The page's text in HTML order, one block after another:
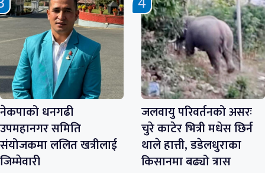
नेकपाको धनगढी
उपमहानगर समिति
संयोजकमा ललित खत्रीलाई
जिम्मेवारी
जलवायु परिवर्तनको असरः
चुरे काटेर भित्री मधेस छिर्न
थाले हात्ती, डडेलधुराका
किसानमा बढ्यो त्रास